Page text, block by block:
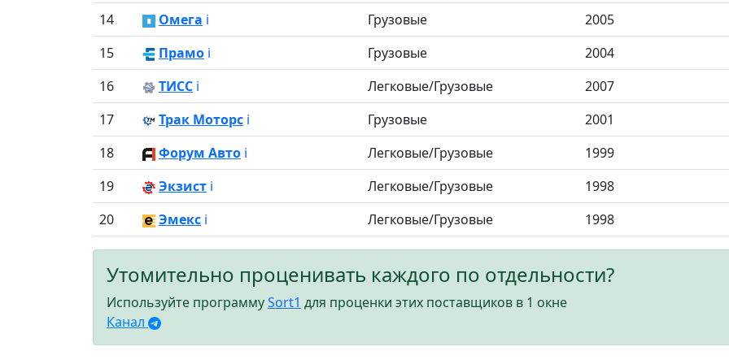
14 Омега ℹ️ Грузовые 2005
15 Прамо ℹ️ Грузовые 2004
16 ТИСС ℹ️ Легковые/Грузовые 2007
17 Трак Моторс ℹ️ Грузовые 2001
18 Форум Авто ℹ️ Легковые/Грузовые 1999
19 Экзист ℹ️ Легковые/Грузовые 1998
20 Эмекс ℹ️ Легковые/Грузовые 1998
Утомительно проценивать каждого по отдельности?
Используйте программуSort1 для проценки этих поставщиков в 1 окне
Канал